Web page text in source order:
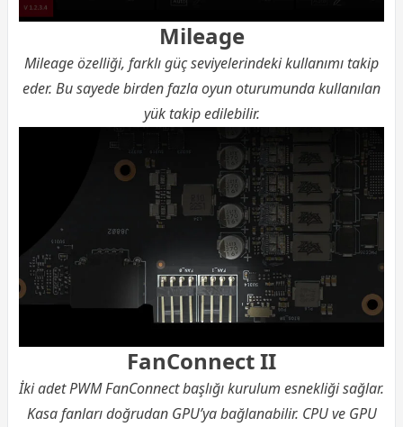
Mileage
Mileage özelliği, farklı güç seviyelerindeki kullanımı takip
eder. Bu sayede birden fazla oyun oturumunda kullanılan
yük takip edilebilir.
FanConnect II
İki adet PWM FanConnect başlığı kurulum esnekliği sağlar.
Kasa fanları doğrudan GPU’ya bağlanabilir. CPU ve GPU